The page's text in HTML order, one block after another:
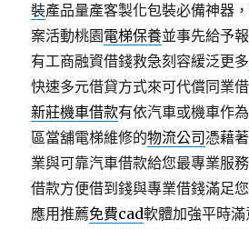
裝產品量產客製化包裝必備神器
案活動桃園電梯保養並事先給予
有工商融資借錢救急刻容緩泛更多
快速多元借貸方式來可代償同業
新莊機車借款有依汽車或機車作
區當舖電梯維修的物流公司 憑藉
業與可靠汽車借款給您最專業服
借款方便借到錢與專業借錢滿足
應用推薦免費cad軟體加強平時滿